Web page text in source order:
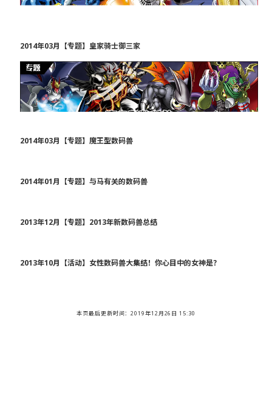
2014年03月【专题】皇家骑士御三家
2014年03月【专题】魔王型数码兽
2014年01月【专题】与马有关的数码兽
2013年12月【专题】2013年新数码兽总结
2013年10月【活动】女性数码兽大集结！你心目中的女神是？
本页最后更新时间：2019年12月26日 15:30